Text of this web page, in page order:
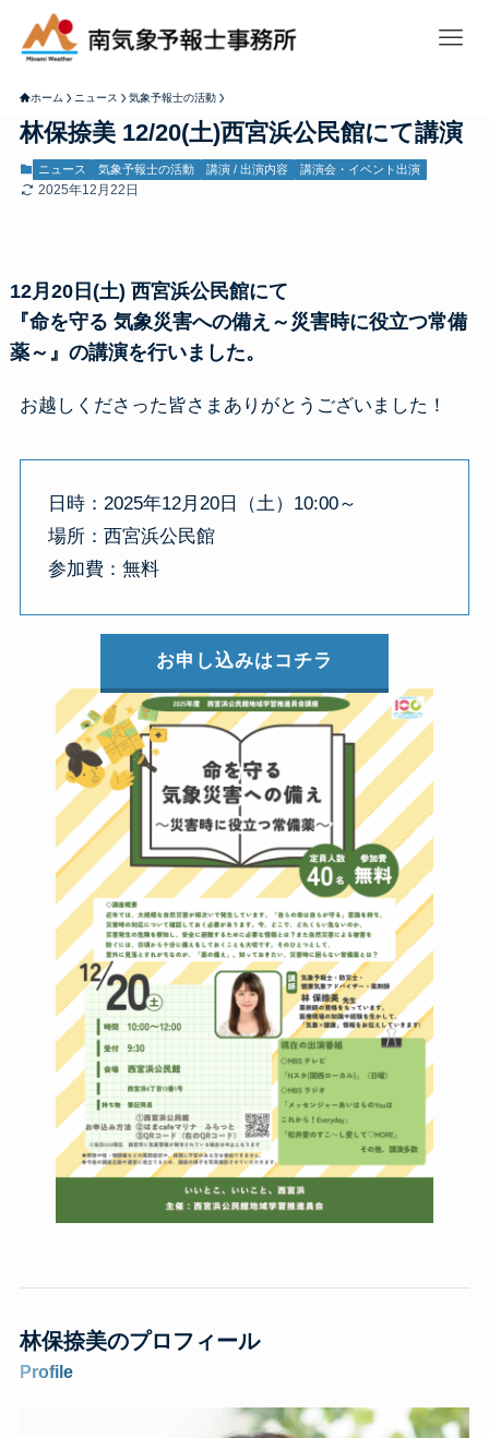
ホーム ニュース 気象予報士の活動
林保捺美 12/20(土)西宮浜公民館にて講演
ニュース 気象予報士の活動 講演 / 出演内容 講演会・イベント出演
2025年12月22日
12月20日(土) 西宮浜公民館にて
『命を守る 気象災害への備え～災害時に役立つ常備
薬～』の講演を行いました。
お越しくださった皆さまありがとうございました！
日時：2025年12月20日（土）10:00～
場所：西宮浜公民館
参加費：無料
お申し込みはコチラ
林保捺美のプロフィール
Profile